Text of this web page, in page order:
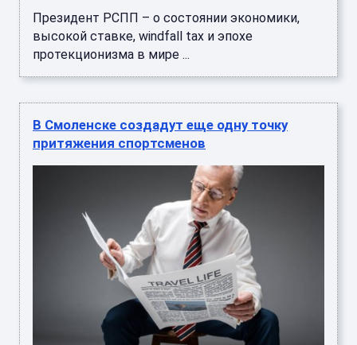
Президент РСПП – о состоянии экономики,
высокой ставке, windfall tax и эпохе
протекционизма в мире ...
В Смоленске создадут еще одну точку
притяжения спортсменов